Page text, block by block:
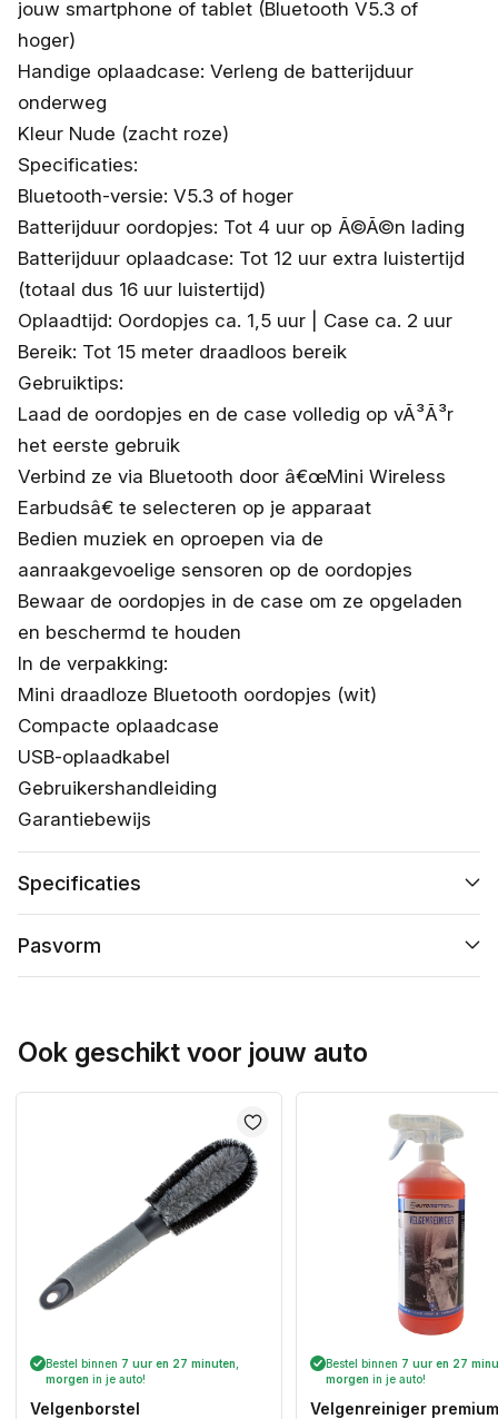
jouw smartphone of tablet (Bluetooth V5.3 of
hoger)
Handige oplaadcase: Verleng de batterijduur
onderweg
Kleur Nude (zacht roze)
Specificaties:
Bluetooth-versie: V5.3 of hoger
Batterijduur oordopjes: Tot 4 uur op Ã©Ã©n lading
Batterijduur oplaadcase: Tot 12 uur extra luistertijd
(totaal dus 16 uur luistertijd)
Oplaadtijd: Oordopjes ca. 1,5 uur | Case ca. 2 uur
Bereik: Tot 15 meter draadloos bereik
Gebruiktips:
Laad de oordopjes en de case volledig op vÃ³Ã³r
het eerste gebruik
Verbind ze via Bluetooth door â€œMini Wireless
Earbudsâ€ te selecteren op je apparaat
Bedien muziek en oproepen via de
aanraakgevoelige sensoren op de oordopjes
Bewaar de oordopjes in de case om ze opgeladen
en beschermd te houden
In de verpakking:
Mini draadloze Bluetooth oordopjes (wit)
Compacte oplaadcase
USB-oplaadkabel
Gebruikershandleiding
Garantiebewijs
Specificaties
Pasvorm
Ook geschikt voor jouw auto
Bestel binnen 7 uur en 27 minuten
morgen in je auto!
Velgenborstel
Bestel binnen 7 uur en 27
morgen in je auto!
Velgenreiniger